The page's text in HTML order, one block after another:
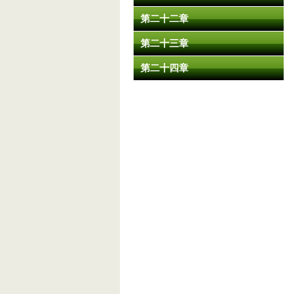
第二十二章
第二十三章
第二十四章